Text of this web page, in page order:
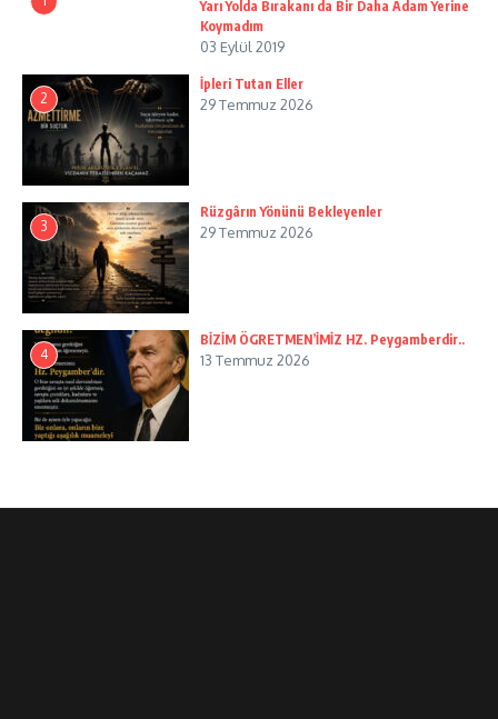
Yarı Yolda Bırakanı da Bir Daha Adam Yerine
Koymadım
03 Eylül 2019
2
İpleri Tutan Eller
29 Temmuz 2026
3
Rüzgârın Yönünü Bekleyenler
29 Temmuz 2026
4
BİZİM ÖGRETMEN’İMİZ HZ. Peygamberdir..
13 Temmuz 2026